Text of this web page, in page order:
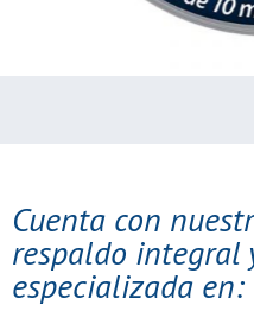
Cuenta con
respaldo integral
especializada en: